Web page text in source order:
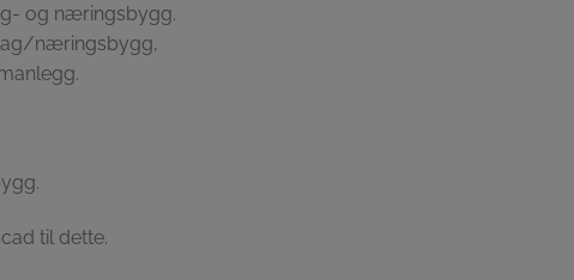
og næringsbygg.
næringsbygg,
til dette.